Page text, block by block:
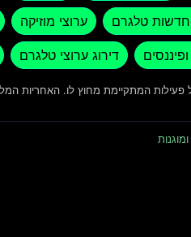
חדשות טלגרם ערוצי מוזיקה
דירוג ערוצי טלגרם
פעילות המתקיימת מחוץ לו. האחריות